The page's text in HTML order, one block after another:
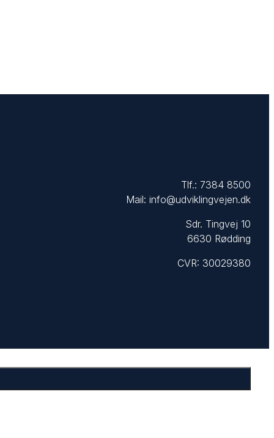
Tlf.: 7384 8500
Mail: info@udviklingvejen.dk
Sdr. Tingvej 10
6630 Rødding
CVR: 30029380